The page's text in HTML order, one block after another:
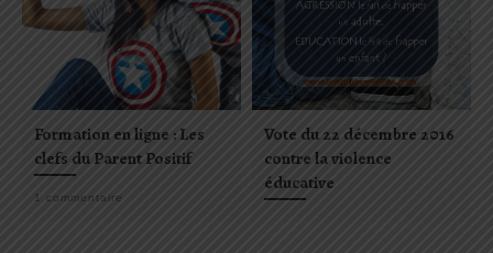
Formation en ligne : Les
clefs du Parent Positif
1 commentaire
Vote du 22 décembre 2016
contre la violence
éducative